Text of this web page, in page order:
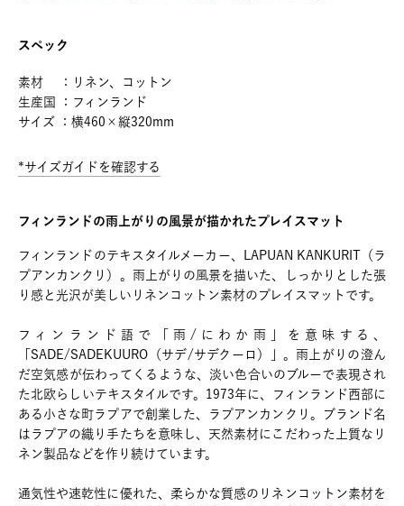
スペック
素材 ：リネン、コットン
生産国 ：フィンランド
サイズ ：横460×縦320mm
*サイズガイドを確認する
フィンランドの雨上がりの風景が描かれたプレイスマット
フィンランドのテキスタイルメーカー、LAPUAN KANKURIT（ラ
プアンカンクリ）。雨上がりの風景を描いた、しっかりとした張
り感と光沢が美しいリネンコットン素材のプレイスマットです。
フィンランド語で「雨/にわか雨」を意味する、
「SADE/SADEKUURO（サデ/サデクーロ）」。雨上がりの澄ん
だ空気感が伝わってくるような、淡い色合いのブルーで表現され
た北欧らしいテキスタイルです。1973年に、フィンランド西部に
ある小さな町ラプアで創業した、ラプアンカンクリ。ブランド名
はラプアの織り手たちを意味し、天然素材にこだわった上質なリ
ネン製品などを作り続けています。
通気性や速乾性に優れた、柔らかな質感のリネンコットン素材を